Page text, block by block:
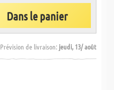
Dans le panier
Prévision de livraison: jeudi, 13/ août